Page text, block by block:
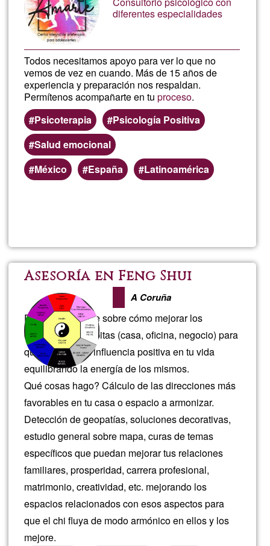
tu
diferentes especialidades
Todos necesitamos apoyo para ver lo que no
vemos de vez en cuando. Más de 15 años de
experiencia y preparación nos respaldan.
Permítenos acompañarte en tuproceso.
Psicoterapia
Psicología Positiva
Salud emocional
México
España Latinoamérica
Asesoría en Feng Shui
A Coruña
Puedo asesorarte sobre cómo mejorar los
espacios que habitas (casa, oficina, negocio) para
que tengan una influencia positiva en tu vida
equilibrando la energía de los mismos.
Qué cosas hago? Cálculo de las direcciones más
favorables en tu casa o espacio a armonizar.
Detección de geopatías, soluciones decorativas,
estudio general sobre mapa, curas de temas
específicos que puedan mejorar tus relaciones
familiares, prosperidad, carrera profesional,
matrimonio, creatividad, etc. mejorando los
espacios relacionados con esos aspectos para
que el chi fluya de modo armónico en ellos y los
mejore.